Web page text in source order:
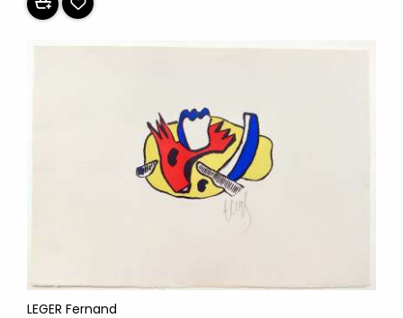
LEGER Fernand